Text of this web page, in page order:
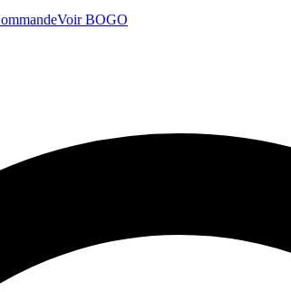
Voir BOGO